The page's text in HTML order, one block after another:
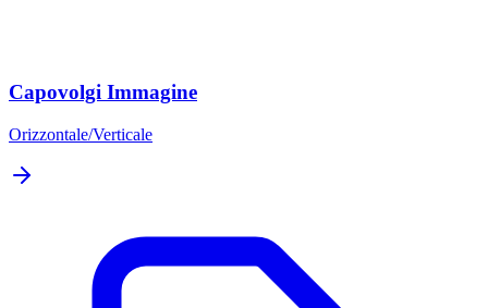
Capovolgi Immagine
Orizzontale/Verticale